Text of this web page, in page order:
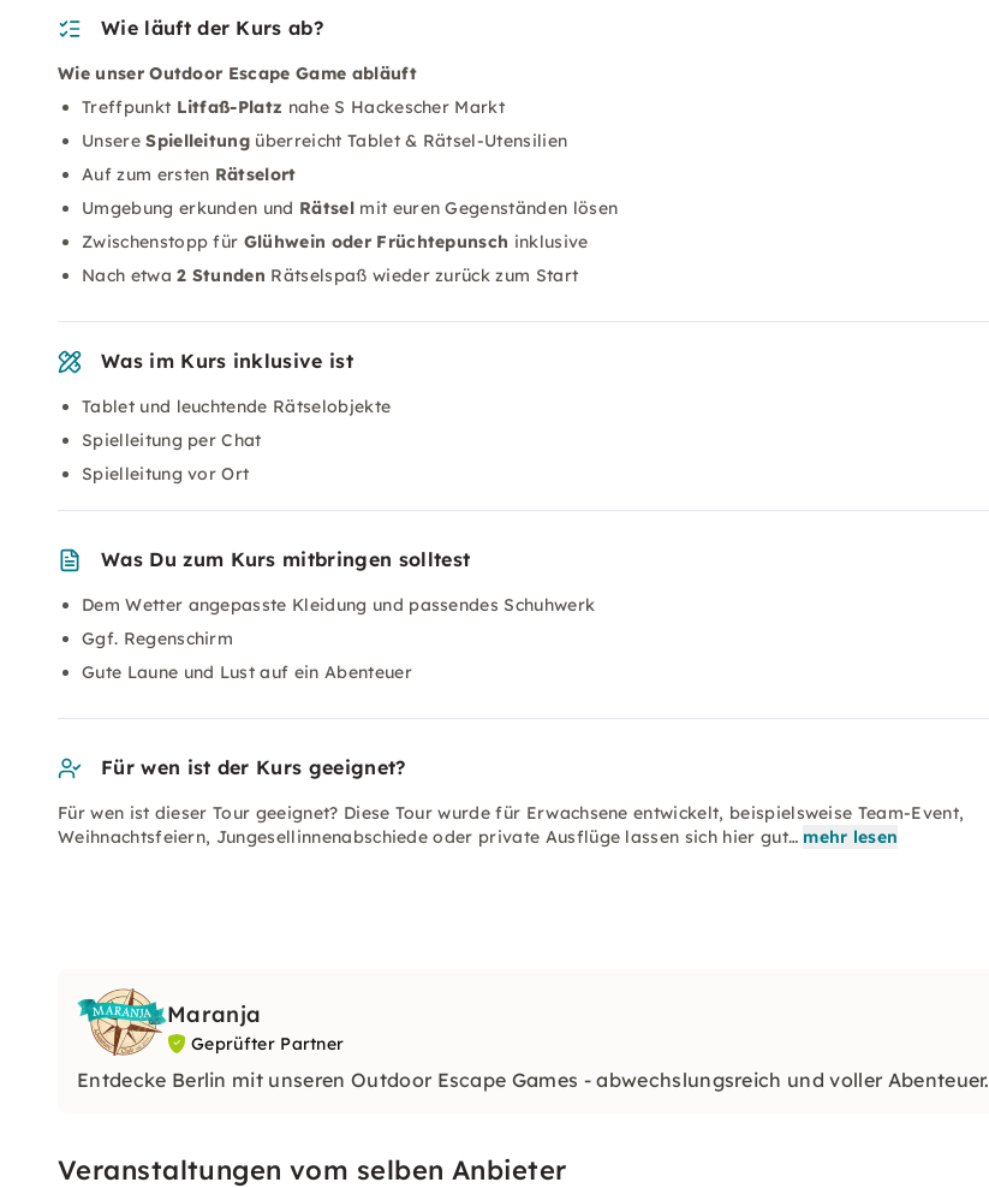
Wie läuft der Kurs ab?
Wie unser Outdoor Escape Game abläuft
Treffpunkt Litfaß-Platz nahe S Hackescher Markt
UnsereSpielleitung überreicht Tablet & Rätsel-Utensilien
Auf zum ersten Rätselort
Umgebung erkunden und Rätselmit euren Gegenständen lösen
Zwischenstopp für Glühwein oder Früchtepunsch inklusive
Nach etwa2 Stunden Rätselspaß wieder zurück zum Start
Was im Kurs inklusive ist
Tablet und leuchtende Rätselobjekte
Spielleitung per Chat
Spielleitung vor Ort
Was Du zum Kurs mitbringen solltest
Dem Wetter angepasste Kleidung und passendes Schuhwerk
Ggf. Regenschirm
Gute Laune und Lust auf ein Abenteuer
Für wen ist der Kurs geeignet?
Für wen ist dieser Tour geeignet? Diese Tour wurde für Erwachsene entwickelt, beispielsweise Team-Event,
Weihnachtsfeiern, Jungesellinnenabschiede oder private Ausflüge lassen sich hier gut… mehr lesen
Maranja
Geprüfter Partner
Entdecke Berlin mit unseren Outdoor Escape Games - abwechslungsreich und voller Abenteuer.
Veranstaltungen vom selben Anbieter